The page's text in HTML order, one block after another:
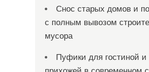
Снос старых домов и
с полным вывозом
мусора
Пуфики для гостиной и